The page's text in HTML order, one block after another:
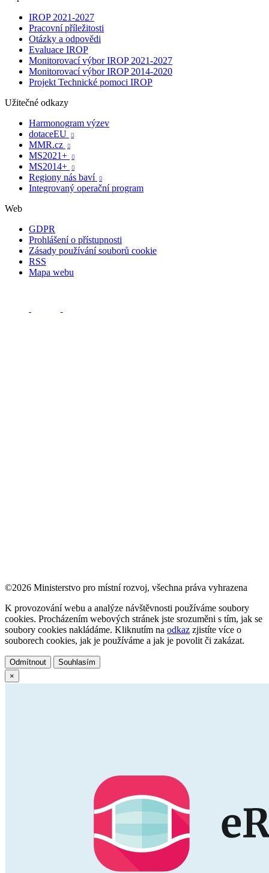
IROP 2021-2027
Pracovní příležitosti
Otázky a odpovědi
Evaluace IROP
Monitorovací výbor IROP 2021-2027
Monitorovací výbor IROP 2014-2020
Projekt Technické pomoci IROP
Užitečné odkazy
Harmonogram výzev
dotaceEU

MMR.cz 
MS2021+ 
MS2014+ 
Regiony nás baví 
Integrovaný operační program
Web
GDPR
Prohlášení o přístupnosti
Zásady používání souborů cookie
RSS
Mapa webu
©2026 Ministerstvo pro místní rozvoj, všechna práva vyhrazena
K provozování webu a analýze návštěvnosti používáme soubory
cookies. Procházením webových stránek jste srozuměni s tím, jak se
soubory cookies nakládáme. Kliknutím na odkaz zjistíte více o
souborech cookies, jak je používáme a jak je povolit či zakázat.
Odmítnout
Souhlasím
×